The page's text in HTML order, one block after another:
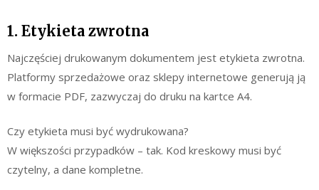
1. Etykieta zwrotna
Najczęściej drukowanym dokumentem jest etykieta zwrotna.
Platformy sprzedażowe oraz sklepy internetowe generują ją
w formacie PDF, zazwyczaj do druku na kartce A4.
Czy etykieta musi być wydrukowana?
W większości przypadków – tak. Kod kreskowy musi być
czytelny, a dane kompletne.